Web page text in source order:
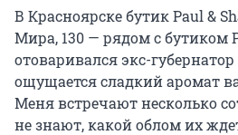
В Красноярске бутик Paul &
Мира, 130 — рядом с бутиком
отоваривался экс-
ощущается сладкий аромат
Меня встречают несколько
не знают, какой облом их